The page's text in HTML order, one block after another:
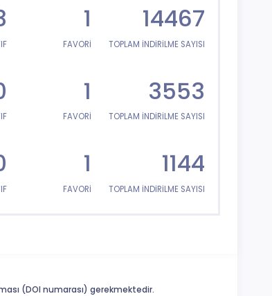
1
FAVORİ
14467
TOPLAM İNDİRİLME SAYISI
1
FAVORİ
3553
TOPLAM İNDİRİLME SAYISI
1
FAVORİ
1144
TOPLAM İNDİRİLME SAYISI
(DOI numarası) gerekmektedir.